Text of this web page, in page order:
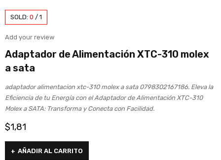
SOLD: 0 / 1
Add your review
Adaptador de Alimentación XTC-310 molex
a sata
adaptador alimentacion xtc-310 molex a sata 0798302167186. Eleva la
Eficiencia de tu Energía con el Adaptador de Alimentación XTC-310
Molex a SATA: Transforma y Conecta con Facilidad.
$1,81
AÑADIR AL CARRITO